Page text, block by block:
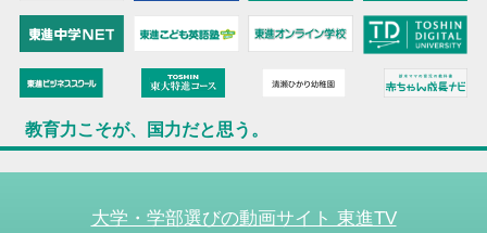
教育力こそが、国力だと思う。
大学・学部選びの動画サイト 東進TV